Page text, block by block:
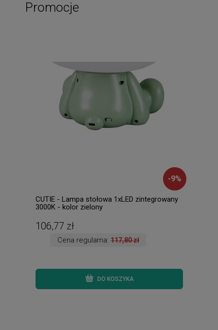
Promocje
-9%
CUTIE - Lampa stołowa 1xLED zintegrowany
3000K - kolor zielony
106,77 zł
Cena regularna:117,80 zł
DO KOSZYKA